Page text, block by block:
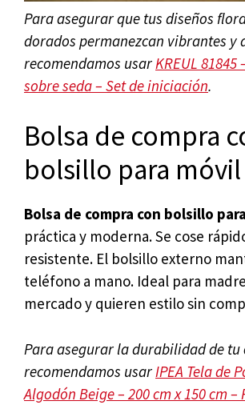
Para asegurar que tus diseños
dorados permanezcan vibrantes y
recomendamos usar KREUL 81845
sobre seda – Set de iniciación.
Bolsa de compra
bolsillo para móvil
Bolsa de compra con bolsillo
práctica y moderna. Se cose
resistente. El bolsillo externo
teléfono a mano. Ideal para
mercado y quieren estilo sin
Para asegurar la durabilidad de tu
recomendamos usar IPEA Tela de
Algodón Beige – 200 cm x 150 cm